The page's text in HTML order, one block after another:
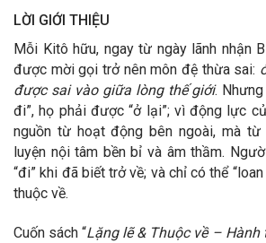
LỜI GIỚI THIỆU
Mỗi Kitô hữu, ngay từ ngày lãnh nhận
được mời gọi trở nên môn đệ thừa sai:
được sai vào giữa lòng thế giới.
đi”, họ phải được “ở lại”; vì động lực
nguồn từ hoạt động bên ngoài, mà từ
luyện nội tâm bền bỉ và âm thầm.
“đi” khi đã biết trở về; và chỉ có thể
thuộc về.
Cuốn sách “Lặng lẽ & Thuộc về –